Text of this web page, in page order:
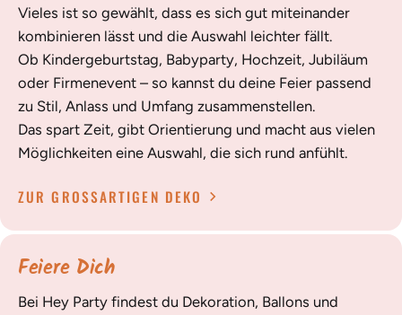
Vieles ist so gewählt, dass es sich gut miteinander
kombinieren lässt und die Auswahl leichter fällt.
Ob Kindergeburtstag, Babyparty, Hochzeit, Jubiläum
oder Firmenevent – so kannst du deine Feier passend
zu Stil, Anlass und Umfang zusammenstellen.
Das spart Zeit, gibt Orientierung und macht aus vielen
Möglichkeiten eine Auswahl, die sich rund anfühlt.
ZUR GROSSARTIGEN DEKO
Feiere Dich
Bei Hey Party findest du Dekoration, Ballons und